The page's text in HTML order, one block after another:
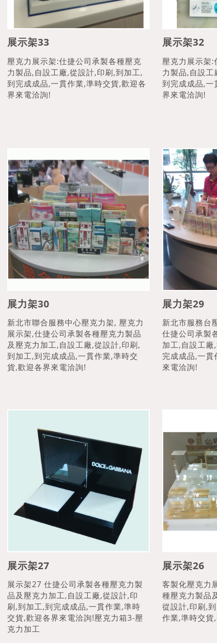
展示架33
壓克力展示架:仕捷公司承製各種壓克
力製品,自設工廠,從設計,印刷,到加工,
到完成成品,一貫作業,準時交貨,歡迎各
界來電洽詢!
展示架32
壓克力展示架
力製品,自設
到完成成品,
界來電洽詢!
展力架30
新北市聯合服務中心壓克力架, 壓克力
展示架,仕捷公司承製各種壓克力製品
及壓克力加工,自設工廠,從設計,印刷,
到加工,到完成成品,一貫作業,準時交
貨,歡迎各界來電洽詢!
展力架29
新北市服務台
仕捷公司承製
加工,自設工
完成成品,一
來電洽詢!
展示架27
展示架27 仕捷公司承製各種壓克力製
品及壓克力加工,自設工廠,從設計,印
刷,到加工,到完成成品,一貫作業,準時
交貨,歡迎各界來電洽詢!壓克力箱3-壓
克力加工
展示架26
客製化壓克力
種壓克力製品
從設計,印刷,
作業,準時交